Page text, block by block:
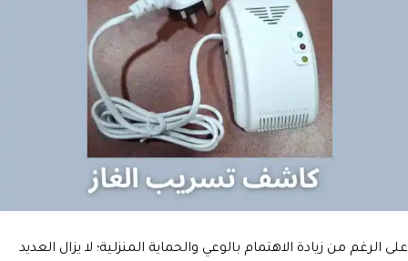
على الرغم من زيادة الاهتمام بالوعي والحماية المنزلية؛ لا يزال العديد